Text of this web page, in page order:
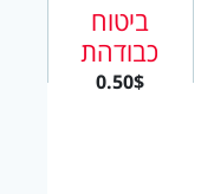
ביטוח
כבודהת
0.50$